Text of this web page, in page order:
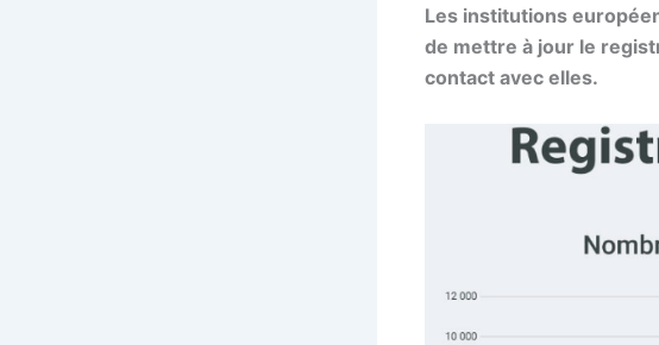
Les institutions
de mettre à jour le
contact avec elles.